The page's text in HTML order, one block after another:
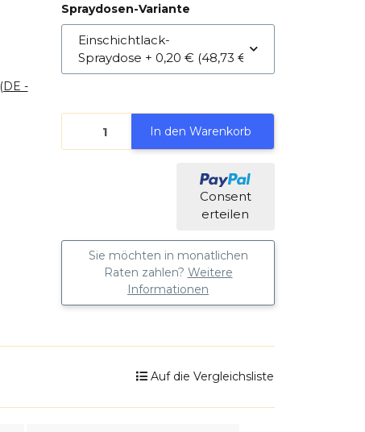
(DE -
Spraydosen-Variante
Einschichtlack-
Spraydose + 0,20 € (48,73 € pro )
In den Warenkorb
Consent
erteilen
Sie möchten in monatlichen
Raten zahlen? Weitere
Informationen
Auf die Vergleichsliste